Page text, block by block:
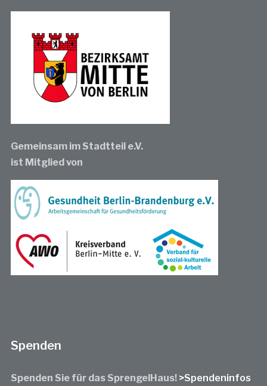
Gemeinsam im Stadtteil e.V.
ist Mitglied von
Spenden
Spenden Sie für das SprengelHaus! >Spendeninfos